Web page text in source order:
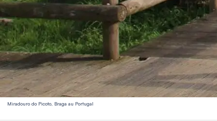
Miradouro do Picoto, Braga au Portugal